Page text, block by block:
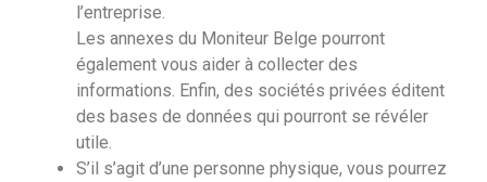
l’entreprise.
Les annexes du Moniteur Belge pourront
également vous aider à collecter des
informations. Enfin, des sociétés privées éditent
des bases de données qui pourront se révéler
utile.
S’il s’agit d’une personne physique, vous pourrez